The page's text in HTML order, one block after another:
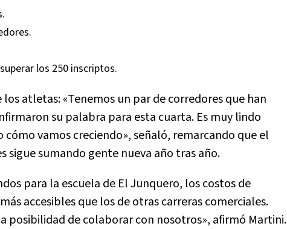
los 250 inscriptos.
atletas: «Tenemos un par de corredores que han
su palabra para esta cuarta. Es muy lindo
vamos creciendo», señaló, remarcando que el
sigue sumando gente nueva año tras año.
para la escuela de El Junquero, los costos de
accesibles que los de otras carreras comerciales.
posibilidad de colaborar con nosotros», afirmó Martini.